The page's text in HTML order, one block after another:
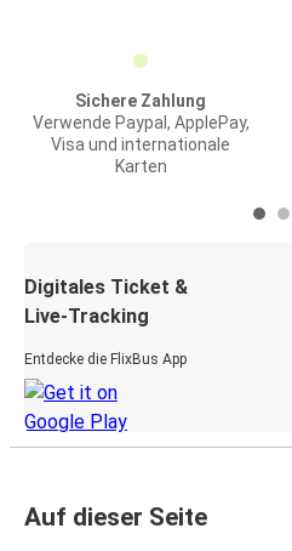
Sichere Zahlung
Verwende Paypal, ApplePay,
Visa und internationale
Karten
Digitales Ticket &
Live-Tracking
Entdecke die FlixBus App
Auf dieser Seite